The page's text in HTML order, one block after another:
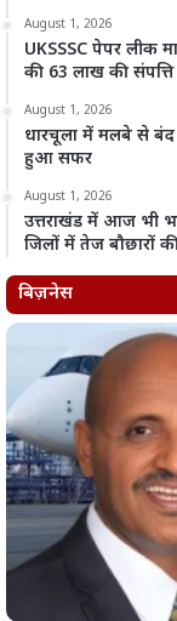
August 1, 2026
UKSSSC पेपर लीक
की 63 लाख की
August 1, 2026
धारचूला में मलबे से बंद
हुआ सफर
August 1, 2026
उत्तराखंड में आज भी
जिलों में तेज बौछारों
बिज़नेस